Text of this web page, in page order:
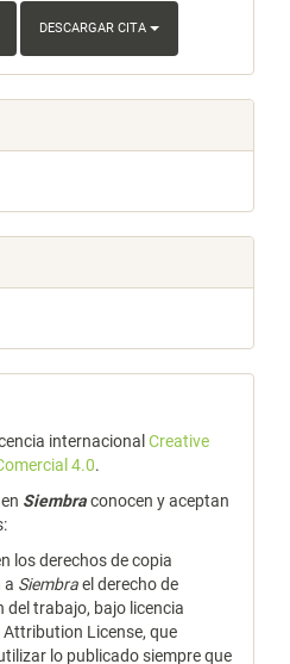
DESCARGAR CITA
internacional Creative
4.0.
Siembraconocen y aceptan
los derechos de copia
a Siembrael derecho de
del trabajo, bajo licencia
License, que
lo publicado siempre que